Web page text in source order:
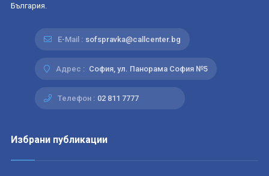
България.
E-Mail : sofspravka@callcenter.bg
Адрес : София, ул. Панорама София №5
Телефон : 02 811 7777
Избрани публикации